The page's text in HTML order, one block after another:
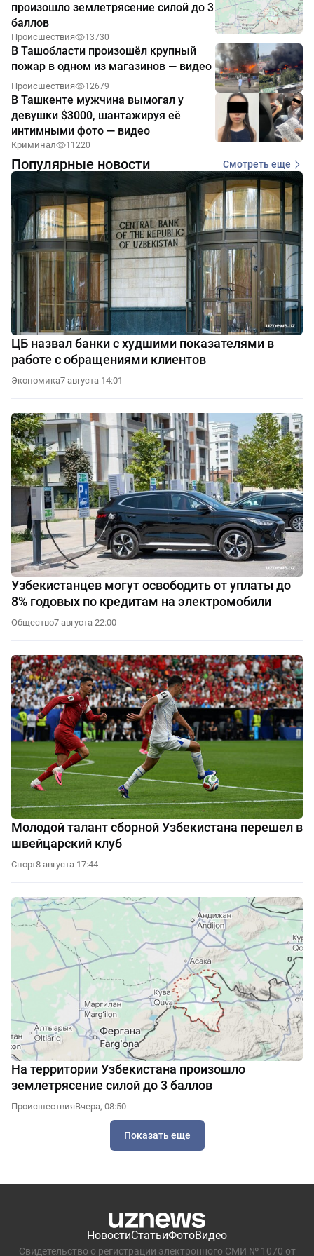
произошло землетрясение силой до 3
баллов
Происшествия 13730
В Ташобласти произошёл крупный
пожар в одном из магазинов — видео
Происшествия 12679
В Ташкенте мужчина вымогал у
девушки $3000, шантажируя её
интимными фото — видео
Криминал 11220
Популярные новости Смотреть еще
ЦБ назвал банки с худшими показателями в
работе с обращениями клиентов
Экономика7 августа 14:01
Узбекистанцев могут освободить от уплаты до
8% годовых по кредитам на электромобили
Общество7 августа 22:00
Молодой талант сборной Узбекистана перешел в
швейцарский клуб
Спорт8 августа 17:44
На территории Узбекистана произошло
землетрясение силой до 3 баллов
ПроисшествияВчера, 08:50
Показать еще
НовостиСтатьиФотоВидео
Свидетельство о регистрации электронного СМИ № 1070 от